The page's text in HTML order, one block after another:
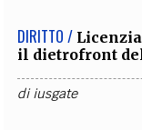
DIRITTO /
il dietrofront
diiusgate